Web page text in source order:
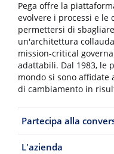
Pega offre la
evolvere i processi e
permettersi di
un'architettura
mission-critical
adattabili. Dal 1983, le
mondo si sono affidate
di cambiamento in
Partecipa alla
L'azienda